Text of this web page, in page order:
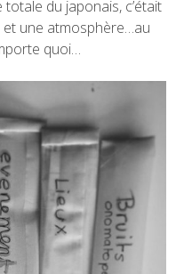
du japonais, c’était
une atmosphère…au
quoi…